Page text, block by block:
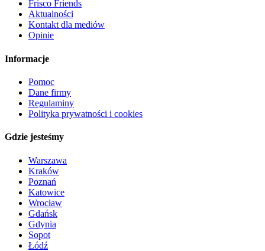
Frisco Friends
Aktualności
Kontakt dla mediów
Opinie
Informacje
Pomoc
Dane firmy
Regulaminy
Polityka prywatności i cookies
Gdzie jesteśmy
Warszawa
Kraków
Poznań
Katowice
Wrocław
Gdańsk
Gdynia
Sopot
Łódź